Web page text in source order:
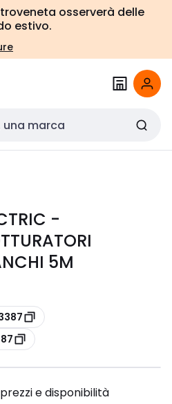
osserverà delle
estivo.
-
5M
e disponibilità